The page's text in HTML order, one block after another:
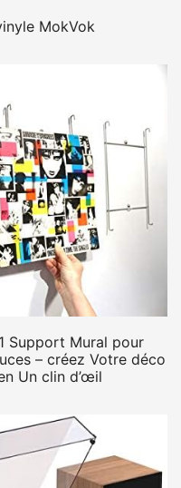
MokVok
Support Mural pour
– créez Votre déco
Un clin d’œil